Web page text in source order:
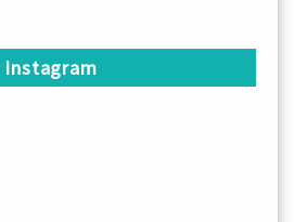
Instagram